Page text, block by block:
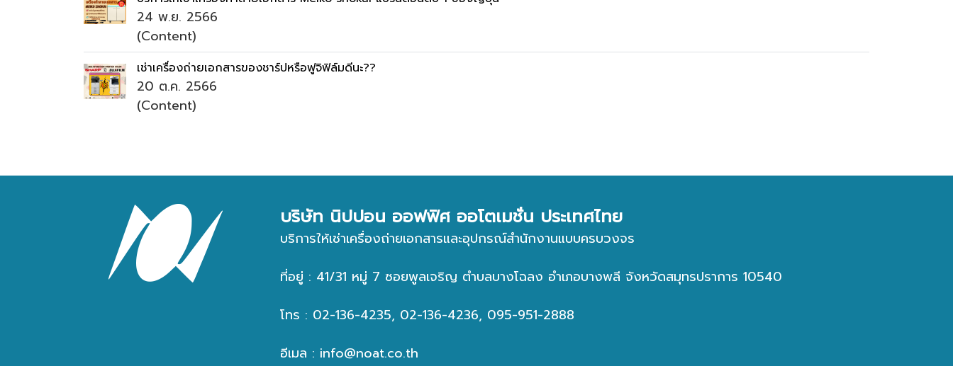
24 พ.ย. 2566
(Content)
เช่าเครื่องถ่ายเอกสารของชาร์ปหรือฟูจิฟิล์มดีนะ??
20 ต.ค. 2566
(Content)
บริษัท นิปปอน ออฟฟิศ ออโตเมชั่น ประเทศไทย
บริการให้เช่าเครื่องถ่ายเอกสารและอุปกรณ์สำนักงานแบบครบวงจร
ที่อยู่ : 41/31 หมู่ 7 ซอยพูลเจริญ ตำบลบางโฉลง อำเภอบางพลี จังหวัดสมุทรปราการ 10540
โทร : 02-136-4235, 02-136-4236, 095-951-2888
อีเมล : info@noat.co.th